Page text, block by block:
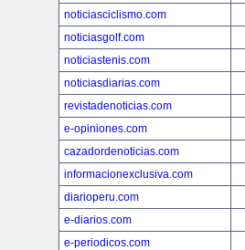
noticiasciclismo.com
noticiasgolf.com
noticiastenis.com
noticiasdiarias.com
revistadenoticias.com
e-opiniones.com
cazadordenoticias.com
informacionexclusiva.com
diarioperu.com
e-diarios.com
e-periodicos.com